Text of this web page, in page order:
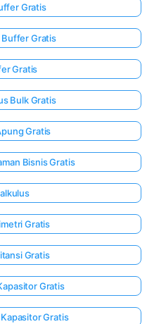
Gratis
Buffer Gratis
Gratis
Bulk Gratis
Gratis
Bisnis Gratis
Gratis
Gratis
Gratis
Gratis